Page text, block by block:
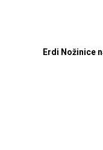
Erdi Nožinice